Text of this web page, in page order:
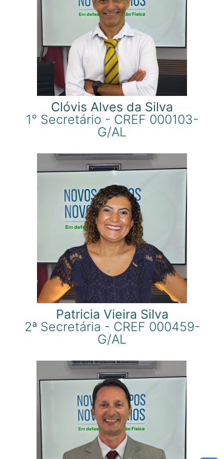
Clóvis Alves da Silva
1° Secretário - CREF 000103-
G/AL
Patricia Vieira Silva
2ª Secretária - CREF 000459-
G/AL